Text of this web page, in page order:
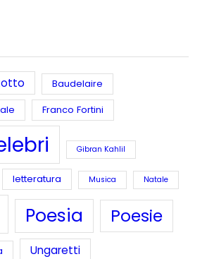
Baudelaire
Franco Fortini
Gibran Kahlil
letteratura Musica Natale
Poesia Poesie
Ungaretti